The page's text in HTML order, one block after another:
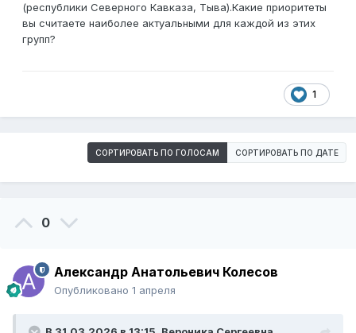
(республики Северного Кавказа, Тыва).Какие приоритеты
вы считаете наиболее актуальными для каждой из этих
групп?
1
СОРТИРОВАТЬ ПО ГОЛОСАМ СОРТИРОВАТЬ ПО ДАТЕ
0
Александр Анатольевич Колесов
Опубликовано 1 апреля